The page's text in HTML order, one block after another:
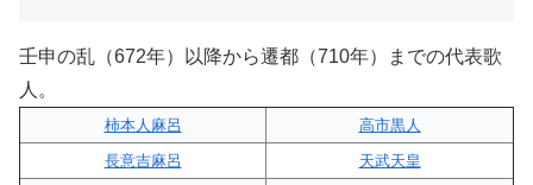
壬申の乱（672年）以降から遷都（710年）までの代表歌
人。
柿本人麻呂
高市黒人
長意吉麻呂
天武天皇